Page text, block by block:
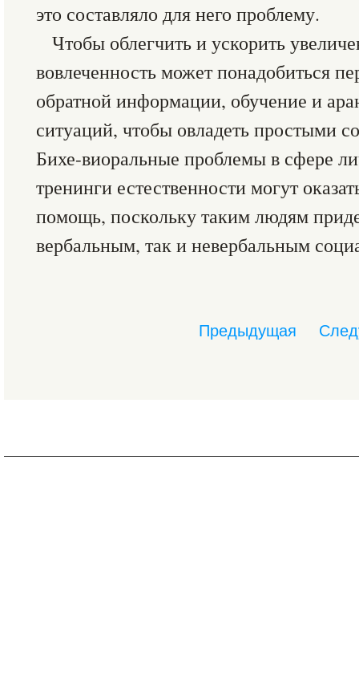
это составляло для него проблему.
Чтобы облегчить и ускорить
вовлеченность может понадобиться
обратной информации, обучение и
ситуаций, чтобы овладеть простыми
Бихе-виоральные проблемы в сфере
тренинги естественности могут
помощь, поскольку таким людям
вербальным, так и невербальным
Предыдущая